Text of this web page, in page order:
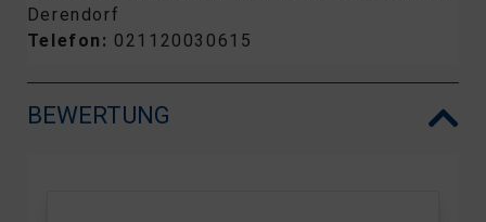
Derendorf
Telefon: 021120030615
BEWERTUNG